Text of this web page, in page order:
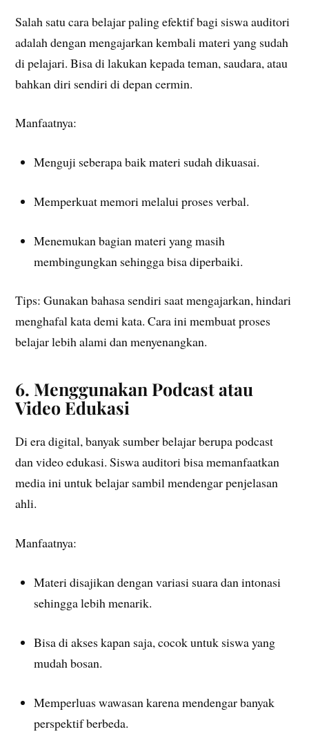
Salah satu cara belajar paling efektif bagi siswa auditori
adalah dengan mengajarkan kembali materi yang sudah
di pelajari. Bisa di lakukan kepada teman, saudara, atau
bahkan diri sendiri di depan cermin.
Manfaatnya:
Menguji seberapa baik materi sudah dikuasai.
Memperkuat memori melalui proses verbal.
Menemukan bagian materi yang masih
membingungkan sehingga bisa diperbaiki.
Tips: Gunakan bahasa sendiri saat mengajarkan, hindari
menghafal kata demi kata. Cara ini membuat proses
belajar lebih alami dan menyenangkan.
6. Menggunakan Podcast atau
Video Edukasi
Di era digital, banyak sumber belajar berupa podcast
dan video edukasi. Siswa auditori bisa memanfaatkan
media ini untuk belajar sambil mendengar penjelasan
ahli.
Manfaatnya:
Materi disajikan dengan variasi suara dan intonasi
sehingga lebih menarik.
Bisa di akses kapan saja, cocok untuk siswa yang
mudah bosan.
Memperluas wawasan karena mendengar banyak
perspektif berbeda.